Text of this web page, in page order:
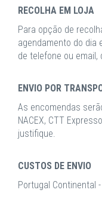
RECOLHA EM LOJA
Para opção de
agendamento do dia
de telefone ou
ENVIO POR
As encomendas
NACEX, CTT
justifique.
CUSTOS DE ENVIO
Portugal Continental